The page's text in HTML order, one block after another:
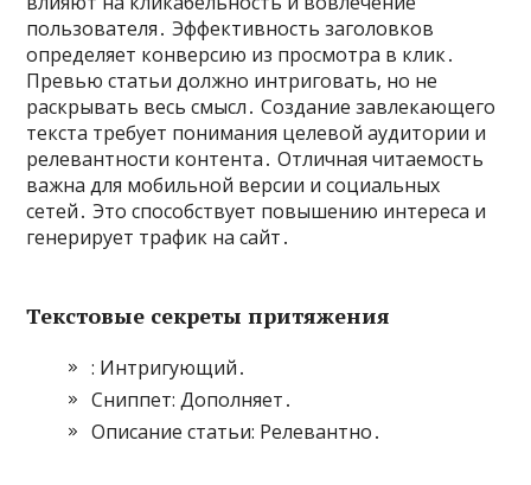
пользователя․ Эффективность заголовков
определяет конверсию из просмотра в клик․
Превью статьи должно интриговать, но не
раскрывать весь смысл․ Создание завлекающего
текста требует понимания целевой аудитории и
релевантности контента․ Отличная читаемость
важна для мобильной версии и социальных
сетей․ Это способствует повышению интереса и
генерирует трафик на сайт․
Текстовые секреты притяжения
: Интригующий․
Сниппет: Дополняет․
Описание статьи: Релевантно․